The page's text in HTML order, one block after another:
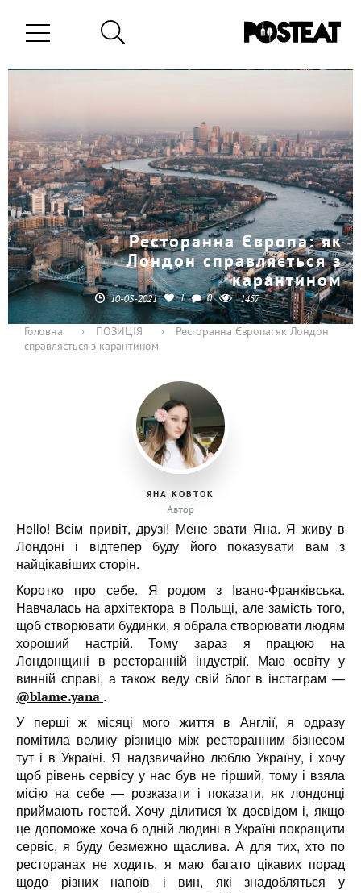
Ресторанна Європа: як
Лондон справляється з
карантином
10-03-2021 1 0 1457
Головна › ПОЗИЦІЯ ›
Ресторанна Європа: як Лондон
справляється з карантином
ЯНА КОВТОК
Автор
Hello! Всім привіт, друзі! Мене звати Яна. Я живу в
Лондоні і відтепер буду його показувати вам з
найцікавіших сторін.
Коротко про себе. Я родом з Івано-Франківська.
Навчалась на архітектора в Польщі, але замість того,
щоб створювати будинки, я обрала створювати людям
хороший настрій. Тому зараз я працюю на
Лондонщині в ресторанній індустрії. Маю освіту у
винній справі, а також веду свій блог в інстаграм —
@blame.yana .
У перші ж місяці мого життя в Англії, я одразу
помітила велику різницю між ресторанним бізнесом
тут і в Україні. Я надзвичайно люблю Україну, і хочу
щоб рівень сервісу у нас був не гірший, тому і взяла
місію на себе — розказати і показати, як лондонці
приймають гостей. Хочу ділитися їх досвідом і, якщо
це допоможе хоча б одній людині в Україні покращити
сервіс, я буду безмежно щаслива. А для тих, хто по
ресторанах не ходить, я маю багато цікавих порад
щодо різних напоїв і вин, які знадобляться у